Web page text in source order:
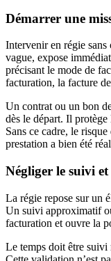
Démarrer une
Intervenir en régie
vague, expose
précisant le mode de
facturation, la facture
Un contrat ou un bon
dès le départ. Il
Sans ce cadre, le
prestation a bien été
Négliger le suivi
La régie repose sur un
Un suivi approximatif
facturation et ouvre la
Le temps doit être